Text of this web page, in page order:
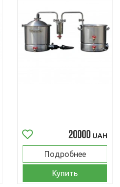
20000 UAH
Подробнее
Купить